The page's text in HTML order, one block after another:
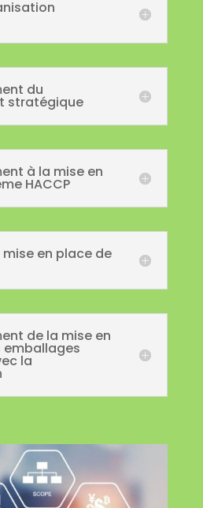
du
stratégique
à la mise en
HACCP
en place de
de la mise en
la